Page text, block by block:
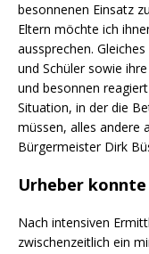
besonnenen Einsatz
Eltern möchte ich
aussprechen.
und Schüler sowie
und besonnen
Situation, in der die
müssen, alles andere
Bürgermeister Dirk
Urheber
Nach intensiven
zwischenzeitlich ein